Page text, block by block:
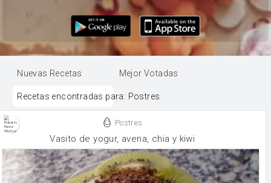
Nuevas Recetas Mejor Votadas
Recetas encontradas para: Postres
Postres
Vasito de yogur, avena, chia y kiwi